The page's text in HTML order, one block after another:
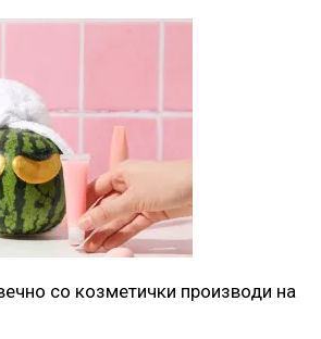
со козметички производи на